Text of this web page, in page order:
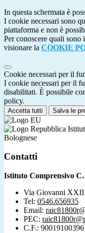
In questa schermata è
I cookie necessari sono
piattaforma e non è
Per conoscere quali sono
visionare la COOKIE
Cookie necessari per il
I cookie necessari per il
disabilitati. È possibile
policy.
Accetta tutti Salva le
Bolognese
Contatti
Istituto Comprensivo C.
Via Giovanni
Tel: 0546.656935
Email:
PEC:
C.F.: 90019100396